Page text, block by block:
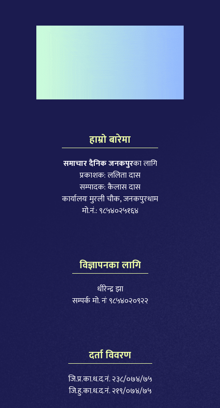
हाम्रो बारेमा
समाचार दैनिक जनकपुरका लागि
प्रकाशक: ललिता दास
सम्पादक: कैलास दास
कार्यालयः मुरली चौक, जनकपुरधाम
मो.नं.: ९८५४०२५१६४
विज्ञापनका लागि
धीरेन्द्र झा
सम्पर्क मो. नंः ९८५४०२०९२२
दर्ता विवरण
जि.प्र.का.ध.द.नं. २३८/०७४/७५
जि.हु.का.ध.द.नं. २१९/०७४/७५